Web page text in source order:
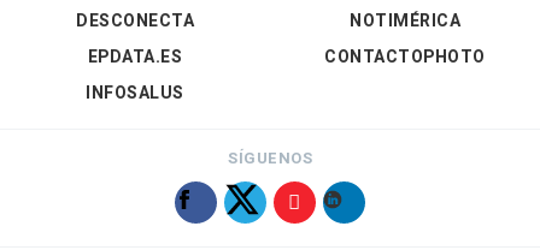
DESCONECTA
EPDATA.ES
INFOSALUS
NOTIMÉRICA
CONTACTOPHOTO
SÍGUENOS